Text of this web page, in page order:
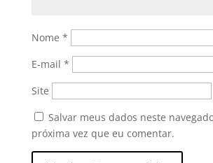
Nome *
E-mail *
Site
Salvar meus dados neste
próxima vez que eu comentar.